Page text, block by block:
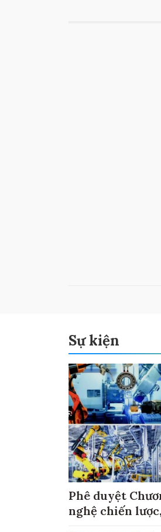
Sự kiện
Phê duyệt
nghệ chiến